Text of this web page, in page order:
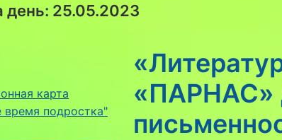
день: 25.05.2023
карта
время подростка"
«ПАРНАС»